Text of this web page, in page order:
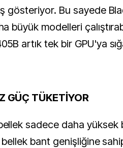
gösteriyor. Bu sayede
büyük modelleri
artık tek bir GPU'ya
GÜÇ TÜKETİYOR
sadece daha yüksek
bant genişliğine